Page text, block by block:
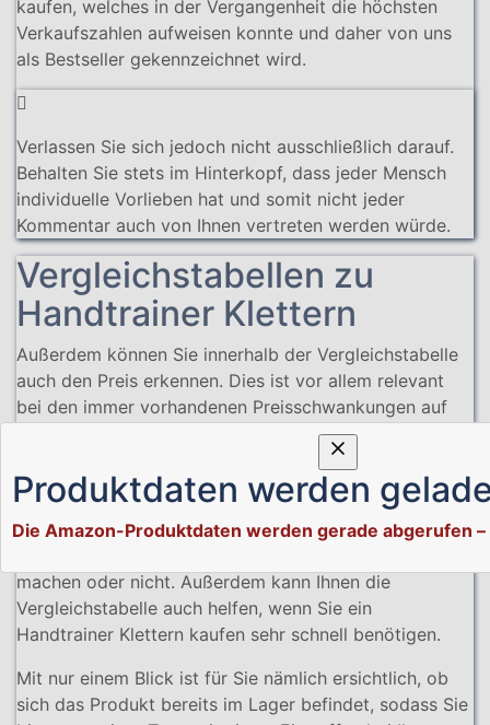
Produktdaten werden
Die Amazon-Produktdaten werden gerade abgerufen
kaufen, welches in der Vergangenheit die höchsten
Verkaufszahlen aufweisen konnte und daher von uns
als Bestseller gekennzeichnet wird.
Verlassen Sie sich jedoch nicht ausschließlich darauf.
Behalten Sie stets im Hinterkopf, dass jeder Mensch
individuelle Vorlieben hat und somit nicht jeder
Kommentar auch von Ihnen vertreten werden würde.
Vergleichstabellen zu
Handtrainer Klettern
Außerdem können Sie innerhalb der Vergleichstabelle
auch den Preis erkennen. Dies ist vor allem relevant
bei den immer vorhandenen Preisschwankungen auf
Es stellt in der Regel denn normalen Alltag dar, dass
sich Preise nicht nur über Wochen hinweg ändern,
sondern auch die Tageszeit des Einkaufs eine wichtige
machen oder nicht. Außerdem kann Ihnen die
Vergleichstabelle auch helfen, wenn Sie ein
Handtrainer Klettern kaufen sehr schnell benötigen.
Mit nur einem Blick ist für Sie nämlich ersichtlich, ob
sich das Produkt bereits im Lager befindet, sodass Sie